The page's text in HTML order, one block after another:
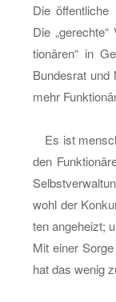
Die
Die
tio­nä­ren“ in
Bun­des­rat und
mehr
Es ist
den
wohl der
ten an­ge­heizt;
Mit einer
hat das wenig